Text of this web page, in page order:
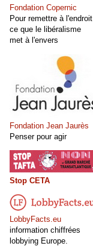
Fondation Copernic
Pour remettre à l'endroit
ce que le libéralisme
met à l'envers
Fondation Jean Jaurès
Penser pour agir
Stop CETA
LobbyFacts.eu
information chiffrées
lobbying Europe.